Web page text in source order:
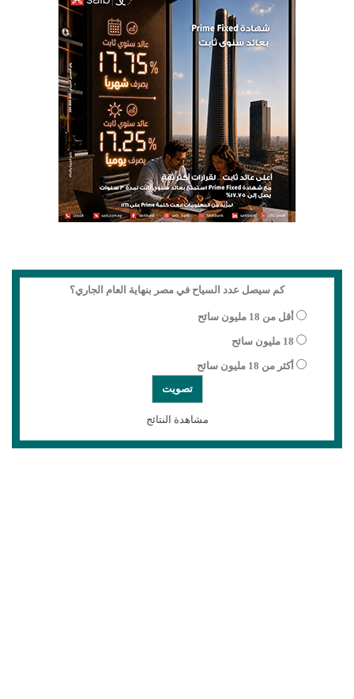
كم سيصل عدد السياح في مصر بنهاية العام الجاري؟
أقل من 18 مليون سائح
18 مليون سائح
أكثر من 18 مليون سائح
مشاهدة النتائج